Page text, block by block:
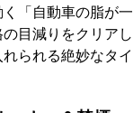
「自動車の脂が一
目減りをクリアし
られる絶妙なタイ